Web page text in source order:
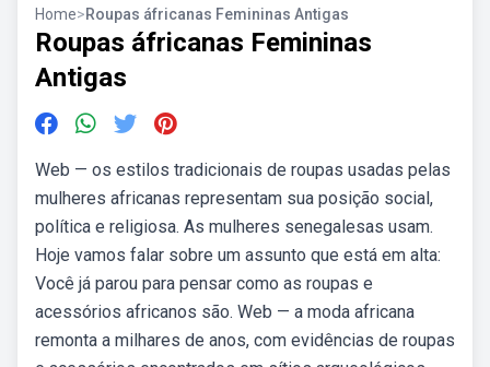
Home>Roupas áfricanas Femininas Antigas
Roupas áfricanas Femininas
Antigas
Web — os estilos tradicionais de roupas usadas pelas
mulheres africanas representam sua posição social,
política e religiosa. As mulheres senegalesas usam.
Hoje vamos falar sobre um assunto que está em alta:
Você já parou para pensar como as roupas e
acessórios africanos são. Web — a moda africana
remonta a milhares de anos, com evidências de roupas